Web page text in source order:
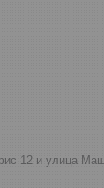
12 и улица